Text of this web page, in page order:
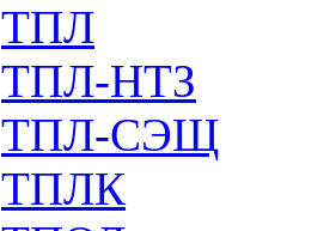
ТПЛ
ТПЛ-НТЗ
ТПЛ-СЭЩ
ТПЛК